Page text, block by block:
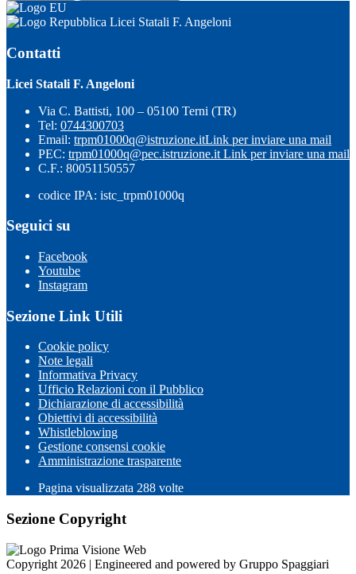
Licei Statali F. Angeloni
Contatti
Licei Statali F. Angeloni
Via C. Battisti, 100 – 05100 Terni (TR)
Tel: 0744300703
Email: trpm01000q@istruzione.itLink per inviare una mail
PEC: trpm01000q@pec.istruzione.it Link per inviare una mail
C.F.: 80051150557
codice IPA: istc_trpm01000q
Seguici su
Facebook
Youtube
Instagram
Sezione Link Utili
Cookie policy
Note legali
Informativa Privacy
Ufficio Relazioni con il Pubblico
Dichiarazione di accessibilità
Obiettivi di accessibilità
Whistleblowing
Gestione consensi cookie
Amministrazione trasparente
Pagina visualizzata 288 volte
Sezione Copyright
Copyright 2026 | Engineered and powered by Gruppo Spaggiari